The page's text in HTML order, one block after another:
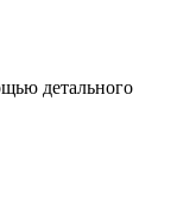
детального